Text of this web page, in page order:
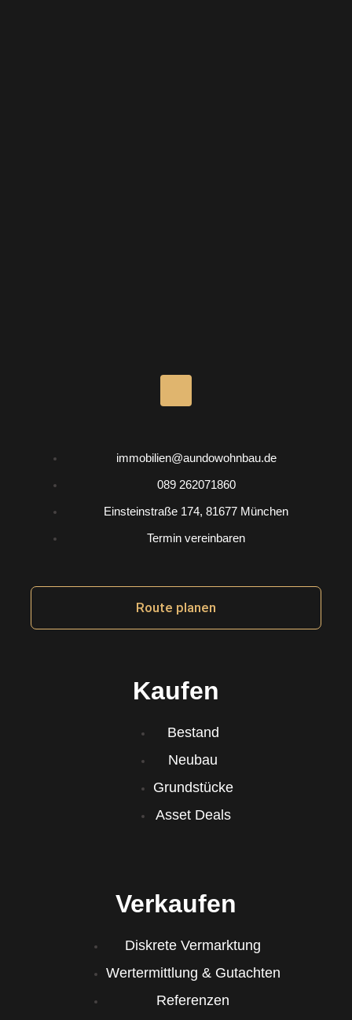
I
s
g
a
immobilien@aundowohnbau.de
089 262071860
Einsteinstraße 174, 81677 München
Termin vereinbaren
Route planen
Kaufen
Bestand
Neubau
Grundstücke
Asset Deals
Verkaufen
Diskrete Vermarktung
Wertermittlung & Gutachten
Referenzen